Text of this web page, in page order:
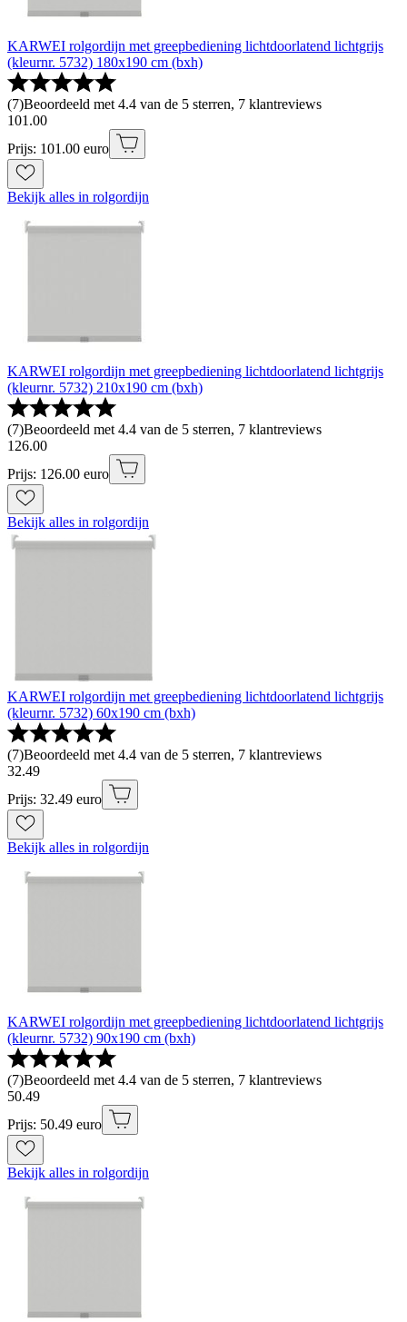
KARWEI rolgordijn met greepbediening lichtdoorlatend lichtgrijs
(kleurnr. 5732) 180x190 cm (bxh)
(7)Beoordeeld met 4.4 van de 5 sterren, 7 klantreviews
101.00
Prijs: 101.00 euro
Bekijk alles in rolgordijn
KARWEI rolgordijn met greepbediening lichtdoorlatend lichtgrijs
(kleurnr. 5732) 210x190 cm (bxh)
(7)Beoordeeld met 4.4 van de 5 sterren, 7 klantreviews
126.00
Prijs: 126.00 euro
Bekijk alles in rolgordijn
KARWEI rolgordijn met greepbediening lichtdoorlatend lichtgrijs
(kleurnr. 5732) 60x190 cm (bxh)
(7)Beoordeeld met 4.4 van de 5 sterren, 7 klantreviews
32.49
Prijs: 32.49 euro
Bekijk alles in rolgordijn
KARWEI rolgordijn met greepbediening lichtdoorlatend lichtgrijs
(kleurnr. 5732) 90x190 cm (bxh)
(7)Beoordeeld met 4.4 van de 5 sterren, 7 klantreviews
50.49
Prijs: 50.49 euro
Bekijk alles in rolgordijn